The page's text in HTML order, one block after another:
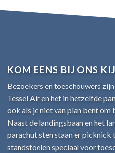
KOM EENS BIJ ONS
Bezoekers en toeschouwers
Tessel Air en het in hetzelfde
ook als je niet van plan bent om
Naast de landingsbaan en het
parachutisten staan er picknick
standstoelen speciaal voor